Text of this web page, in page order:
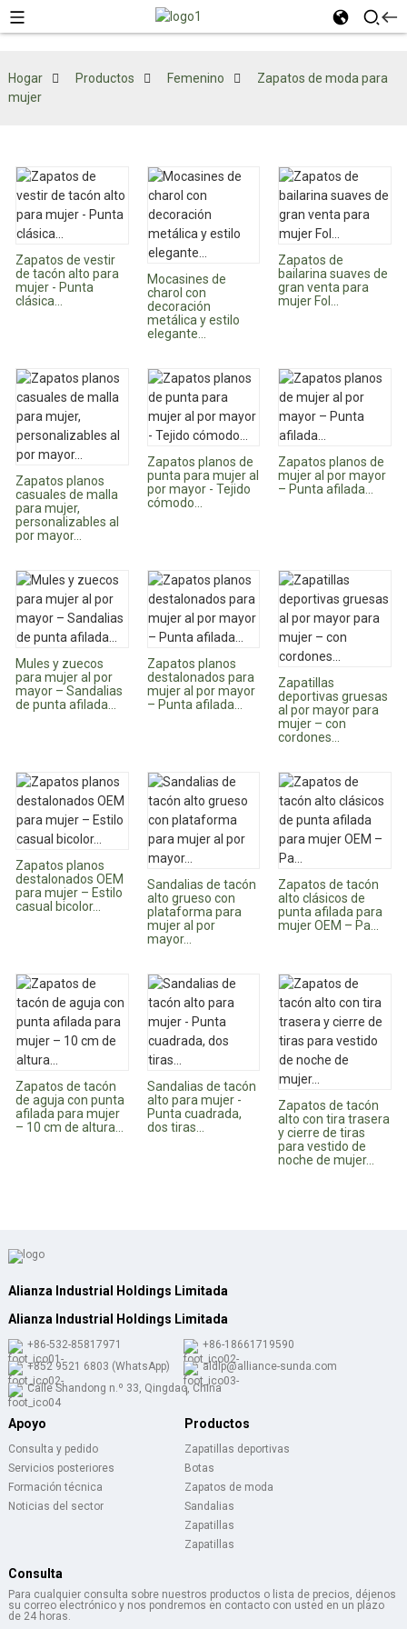
Hogar Productos Femenino
Zapatos de moda para
mujer
Zapatos de vestir
de tacón alto para
mujer - Punta
clásica...
Mocasines de
charol con
decoración
metálica y estilo
elegante...
Zapatos de
bailarina suaves de
gran venta para
mujer Fol...
Zapatos planos
casuales de malla
para mujer,
personalizables al
por mayor...
Zapatos planos de
punta para mujer al
por mayor - Tejido
cómodo...
Zapatos planos de
mujer al por mayor
– Punta afilada...
Mules y zuecos
para mujer al por
mayor – Sandalias
de punta afilada...
Zapatos planos
destalonados para
mujer al por mayor
– Punta afilada...
Zapatillas
deportivas gruesas
al por mayor para
mujer – con
cordones...
Zapatos planos
destalonados OEM
para mujer – Estilo
casual bicolor...
Sandalias de tacón
alto grueso con
plataforma para
mujer al por
mayor...
Zapatos de tacón
alto clásicos de
punta afilada para
mujer OEM – Pa...
Zapatos de tacón
de aguja con punta
afilada para mujer
– 10 cm de altura...
Sandalias de tacón
alto para mujer -
Punta cuadrada,
dos tiras...
Zapatos de tacón
alto con tira trasera
y cierre de tiras
para vestido de
noche de mujer...
Alianza Industrial Holdings Limitada
Alianza Industrial Holdings Limitada
+86-532-85817971
+86-18661719590
+852 9521 6803 (WhatsApp)
aldlp@alliance-sunda.com
Calle Shandong n.º 33, Qingdao, China
Apoyo
Consulta y pedido
Servicios posteriores
Formación técnica
Noticias del sector
Productos
Zapatillas deportivas
Botas
Zapatos de moda
Sandalias
Zapatillas
Zapatillas
Consulta
Para cualquier consulta sobre nuestros productos o lista de precios, déjenos
su correo electrónico y nos pondremos en contacto con usted en un plazo
de 24 horas.